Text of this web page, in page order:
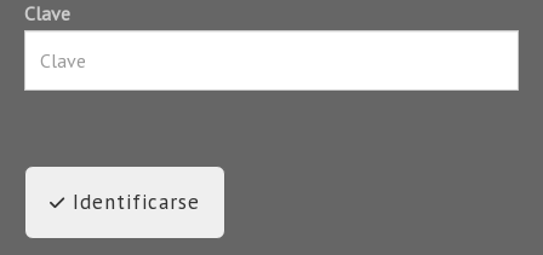
Clave
Identificarse